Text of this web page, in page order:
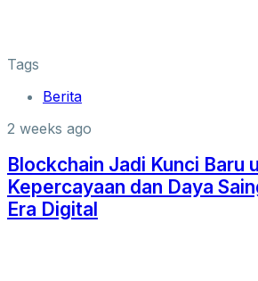
Tags
Berita
2 weeks ago
Blockchain Jadi Kunci Baru
Kepercayaan dan Daya
Era Digital